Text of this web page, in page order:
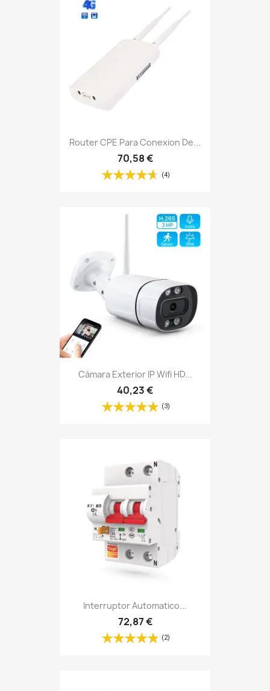
Router CPE Para Conexion De...
70,58 €
(4)
Cámara Exterior IP Wifi HD...
40,23 €
(3)
Interruptor Automatico...
72,87 €
(2)